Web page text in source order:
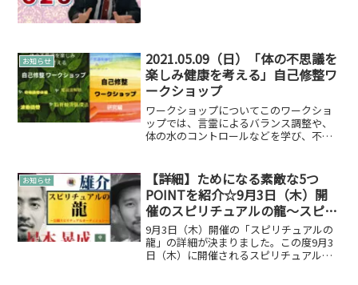
お知らせ
2021.05.09（日）「体の不思議を
楽しみ健康を考える」自己修整ワ
ークショップ
ワークショップについてこのワークショ
ップでは、言霊によるバランス調整や、
体の水のコントロールなどを学び、不思
の柱のセルフ健康法学びます。地球軸グ
ランディング調整法言霊...
お知らせ
【詳細】ためになる素敵な5つ
POINTを紹介☆9月3日（木）開
催のスピリチュアルの龍～スピリ
チュアルオーディション～
9月3日（木）開催の「スピリチュアルの
龍」の詳細が決まりました。この度9月3
日（木）に開催されるスピリチュアルの